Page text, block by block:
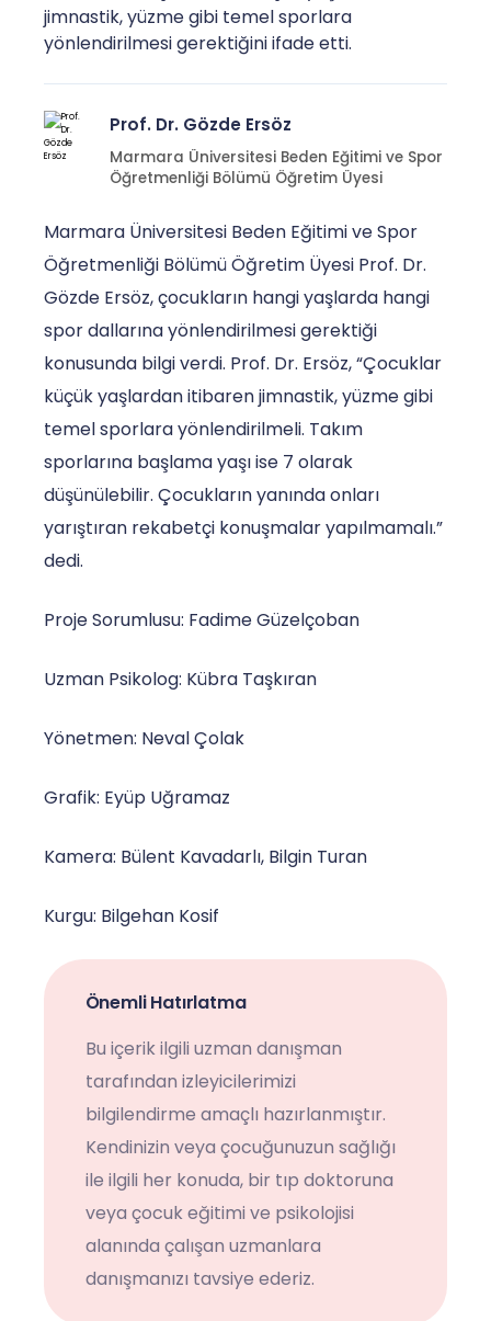
jimnastik, yüzme gibi temel sporlara
yönlendirilmesi gerektiğini ifade etti.
Prof. Dr. Gözde Ersöz
Marmara Üniversitesi Beden Eğitimi ve Spor
Öğretmenliği Bölümü Öğretim Üyesi
Marmara Üniversitesi Beden Eğitimi ve Spor
Öğretmenliği Bölümü Öğretim Üyesi Prof. Dr.
Gözde Ersöz, çocukların hangi yaşlarda hangi
spor dallarına yönlendirilmesi gerektiği
konusunda bilgi verdi. Prof. Dr. Ersöz, “Çocuklar
küçük yaşlardan itibaren jimnastik, yüzme gibi
temel sporlara yönlendirilmeli. Takım
sporlarına başlama yaşı ise 7 olarak
düşünülebilir. Çocukların yanında onları
yarıştıran rekabetçi konuşmalar yapılmamalı.”
dedi.
Proje Sorumlusu: Fadime Güzelçoban
Uzman Psikolog: Kübra Taşkıran
Yönetmen: Neval Çolak
Grafik: Eyüp Uğramaz
Kamera: Bülent Kavadarlı, Bilgin Turan
Kurgu: Bilgehan Kosif
Önemli Hatırlatma
Bu içerik ilgili uzman danışman
tarafından izleyicilerimizi
bilgilendirme amaçlı hazırlanmıştır.
Kendinizin veya çocuğunuzun sağlığı
ile ilgili her konuda, bir tıp doktoruna
veya çocuk eğitimi ve psikolojisi
alanında çalışan uzmanlara
danışmanızı tavsiye ederiz.